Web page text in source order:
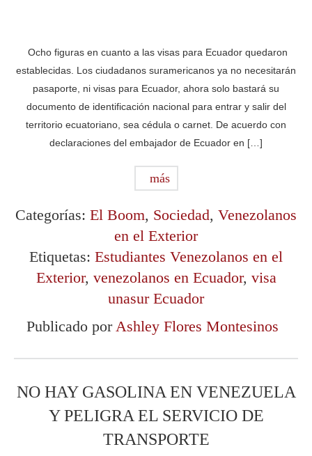
Ocho figuras en cuanto a las visas para Ecuador quedaron
establecidas. Los ciudadanos suramericanos ya no necesitarán
pasaporte, ni visas para Ecuador, ahora solo bastará su
documento de identificación nacional para entrar y salir del
territorio ecuatoriano, sea cédula o carnet. De acuerdo con
declaraciones del embajador de Ecuador en […]
más
Categorías: El Boom, Sociedad, Venezolanos
en el Exterior
Etiquetas: Estudiantes Venezolanos en el
Exterior, venezolanos en Ecuador, visa
unasur Ecuador
Publicado porAshley Flores Montesinos
NO HAY GASOLINA EN VENEZUELA
Y PELIGRA EL SERVICIO DE
TRANSPORTE